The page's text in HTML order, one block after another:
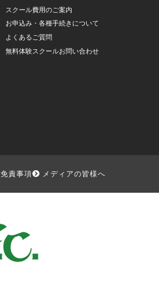
スクール費用のご案内
お申込み・各種手続きについて
よくあるご質問
無料体験スクールお問い合わせ
免責事項 メディアの皆様へ